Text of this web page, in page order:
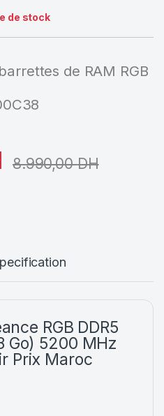
de stock
de RAM RGB
8.990,00DH
RGB DDR5
Go) 5200 MHz
Prix Maroc